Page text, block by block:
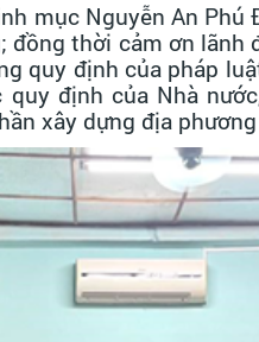
mục Nguyễn An
đồng thời cảm ơn
quy định của pháp
định của Nhà
xây dựng địa